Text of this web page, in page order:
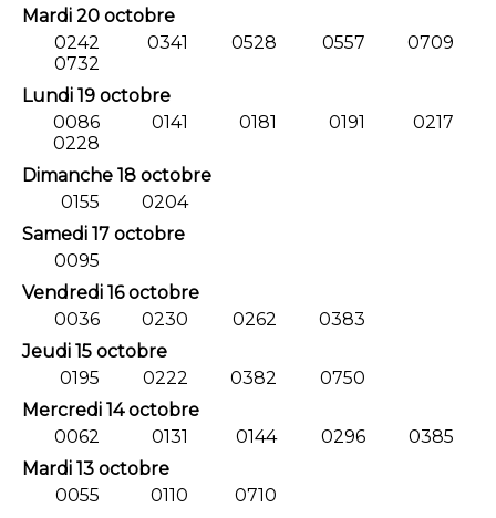
Mardi 20 octobre
0242
0341 0528 0557
0709
0732
Lundi 19 octobre
0086
0141 0181 0191
0217
0228
Dimanche 18 octobre
0155
0204
Samedi 17 octobre
0095
Vendredi 16 octobre
0036
0230 0262
0383
Jeudi 15 octobre
0195
0222 0382
0750
Mercredi 14 octobre
0062
0131 0144 0296
0385
Mardi 13 octobre
0055
0110
0710